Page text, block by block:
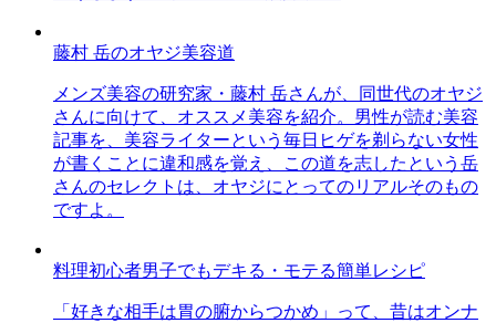
藤村 岳のオヤジ美容道
メンズ美容の研究家・藤村 岳さんが、同世代のオヤジ
さんに向けて、オススメ美容を紹介。男性が読む美容
記事を、美容ライターという毎日ヒゲを剃らない女性
が書くことに違和感を覚え、この道を志したという岳
さんのセレクトは、オヤジにとってのリアルそのもの
ですよ。
料理初心者男子でもデキる・モテる簡単レシピ
「好きな相手は胃の腑からつかめ」って、昔はオンナ